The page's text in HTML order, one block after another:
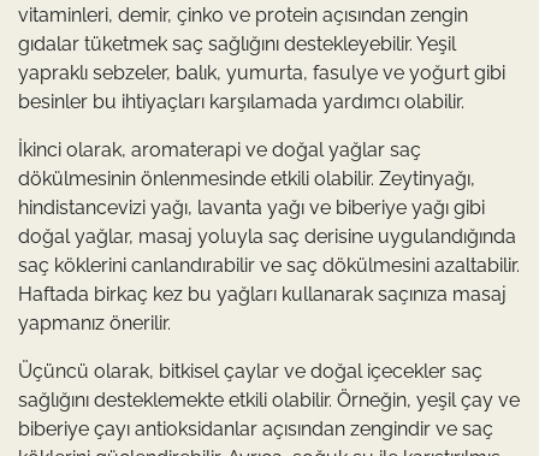
vitaminleri, demir, çinko ve protein açısından zengin
gıdalar tüketmek saç sağlığını destekleyebilir. Yeşil
yapraklı sebzeler, balık, yumurta, fasulye ve yoğurt gibi
besinler bu ihtiyaçları karşılamada yardımcı olabilir.
İkinci olarak, aromaterapi ve doğal yağlar saç
dökülmesinin önlenmesinde etkili olabilir. Zeytinyağı,
hindistancevizi yağı, lavanta yağı ve biberiye yağı gibi
doğal yağlar, masaj yoluyla saç derisine uygulandığında
saç köklerini canlandırabilir ve saç dökülmesini azaltabilir.
Haftada birkaç kez bu yağları kullanarak saçınıza masaj
yapmanız önerilir.
Üçüncü olarak, bitkisel çaylar ve doğal içecekler saç
sağlığını desteklemekte etkili olabilir. Örneğin, yeşil çay ve
biberiye çayı antioksidanlar açısından zengindir ve saç